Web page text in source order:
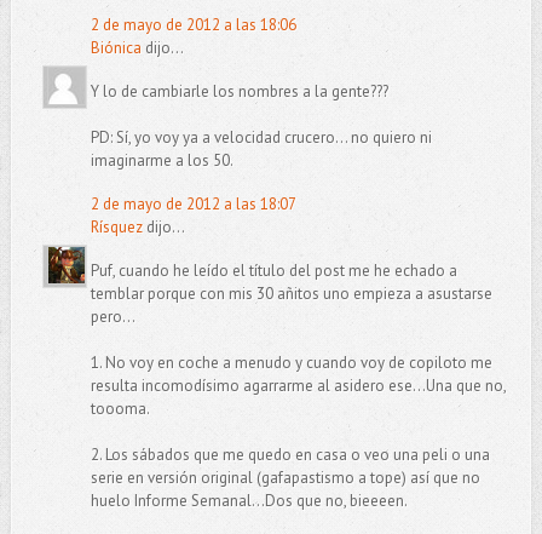
2 de mayo de 2012 a las 18:06
Biónica dijo...
Y lo de cambiarle los nombres a la gente???
PD: Sí, yo voy ya a velocidad crucero... no quiero ni
imaginarme a los 50.
2 de mayo de 2012 a las 18:07
Rísquezdijo...
Puf, cuando he leído el título del post me he echado a
temblar porque con mis 30 añitos uno empieza a asustarse
pero...
1. No voy en coche a menudo y cuando voy de copiloto me
resulta incomodísimo agarrarme al asidero ese...Una que no,
toooma.
2. Los sábados que me quedo en casa o veo una peli o una
serie en versión original (gafapastismo a tope) así que no
huelo Informe Semanal...Dos que no, bieeeen.